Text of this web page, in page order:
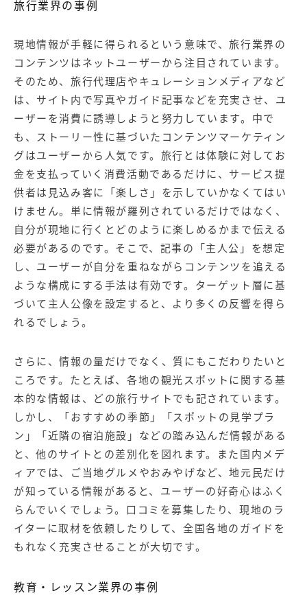
旅行業界の事例
現地情報が手軽に得られるという意味で、旅行業界の
コンテンツはネットユーザーから注目されています。
そのため、旅行代理店やキュレーションメディアなど
は、サイト内で写真やガイド記事などを充実させ、ユ
ーザーを消費に誘導しようと努力しています。中で
も、ストーリー性に基づいたコンテンツマーケティン
グはユーザーから人気です。旅行とは体験に対してお
金を支払っていく消費活動であるだけに、サービス提
供者は見込み客に「楽しさ」を示していかなくてはい
けません。単に情報が羅列されているだけではなく、
自分が現地に行くとどのように楽しめるかまで伝える
必要があるのです。そこで、記事の「主人公」を想定
し、ユーザーが自分を重ねながらコンテンツを追える
ような構成にする手法は有効です。ターゲット層に基
づいて主人公像を設定すると、より多くの反響を得ら
れるでしょう。
さらに、情報の量だけでなく、質にもこだわりたいと
ころです。たとえば、各地の観光スポットに関する基
本的な情報は、どの旅行サイトでも記されています。
しかし、「おすすめの季節」「スポットの見学プラ
ン」「近隣の宿泊施設」などの踏み込んだ情報がある
と、他のサイトとの差別化を図れます。また国内メデ
ィアでは、ご当地グルメやおみやげなど、地元民だけ
が知っている情報があると、ユーザーの好奇心はふく
らんでいくでしょう。口コミを募集したり、現地のラ
イターに取材を依頼したりして、全国各地のガイドを
もれなく充実させることが大切です。
教育・レッスン業界の事例